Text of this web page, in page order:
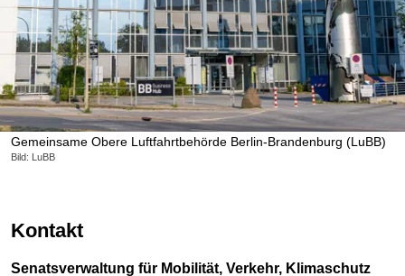
Gemeinsame Obere Luftfahrtbehörde Berlin-Brandenburg (LuBB)
Bild: LuBB
Kontakt
Senatsverwaltung für Mobilität, Verkehr, Klimaschutz